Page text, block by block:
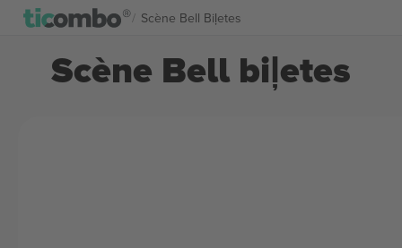
Scène Bell Biļetes
Scène Bell biļetes